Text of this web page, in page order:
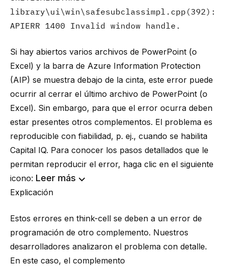
library\ui\win\safesubclassimpl.cpp(392):
APIERR 1400 Invalid window handle.
Si hay abiertos varios archivos de PowerPoint (o
Excel) y la barra de Azure Information Protection
(AIP) se muestra debajo de la cinta, este error puede
ocurrir al cerrar el último archivo de PowerPoint (o
Excel). Sin embargo, para que el error ocurra deben
estar presentes otros complementos. El problema es
reproducible con fiabilidad, p. ej., cuando se habilita
Capital IQ. Para conocer los pasos detallados que le
permitan reproducir el error, haga clic en el siguiente
icono: Leer más
Explicación
Estos errores en think-cell se deben a un error de
programación de otro complemento. Nuestros
desarrolladores analizaron el problema con detalle.
En este caso, el complemento